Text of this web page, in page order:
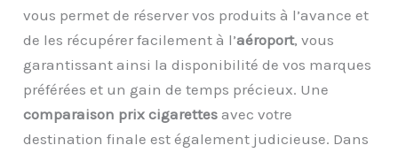
vous permet de réserver vos produits à l’avance et
de les récupérer facilement à l’aéroport, vous
garantissant ainsi la disponibilité de vos marques
préférées et un gain de temps précieux. Une
comparaison prix cigarettes avec votre
destination finale est également judicieuse. Dans